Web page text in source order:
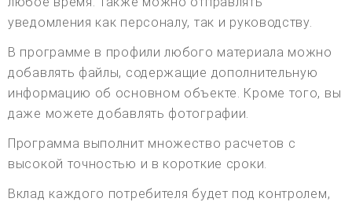
уведомления как персоналу, так и руководству.
В программе в профили любого материала можно
добавлять файлы, содержащие дополнительную
информацию об основном объекте. Кроме того, вы
даже можете добавлять фотографии.
Программа выполнит множество расчетов с
высокой точностью и в короткие сроки.
Вклад каждого потребителя будет под контролем,